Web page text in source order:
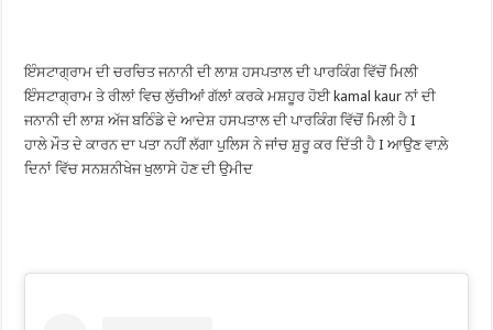
ਇੰਸਟਾਗ੍ਰਾਮ ਦੀ ਚਰਚਿਤ ਜਨਾਨੀ ਦੀ ਲਾਸ਼ ਹਸਪਤਾਲ ਦੀ ਪਾਰਕਿੰਗ ਵਿੱਚੋਂ ਮਿਲੀ
ਇੰਸਟਾਗ੍ਰਾਮ ਤੇ ਰੀਲਾਂ ਵਿਚ ਲੁੱਚੀਆਂ ਗੱਲਾਂ ਕਰਕੇ ਮਸ਼ਹੂਰ ਹੋਈ kamal kaur ਨਾਂ ਦੀ
ਜਨਾਨੀ ਦੀ ਲਾਸ਼ ਅੱਜ ਬਠਿੰਡੇ ਦੇ ਆਦੇਸ਼ ਹਸਪਤਾਲ ਦੀ ਪਾਰਕਿੰਗ ਵਿੱਚੋਂ ਮਿਲੀ ਹੈ I
ਹਾਲੇ ਮੌਤ ਦੇ ਕਾਰਨ ਦਾ ਪਤਾ ਨਹੀਂ ਲੱਗਾ ਪੁਲਿਸ ਨੇ ਜਾਂਚ ਸ਼ੁਰੂ ਕਰ ਦਿੱਤੀ ਹੈ I ਆਉਣ ਵਾਲ਼ੇ
ਦਿਨਾਂ ਵਿੱਚ ਸਨਸ਼ਨੀਖੇਜ ਖੁਲਾਸੇ ਹੋਣ ਦੀ ਉਮੀਦ